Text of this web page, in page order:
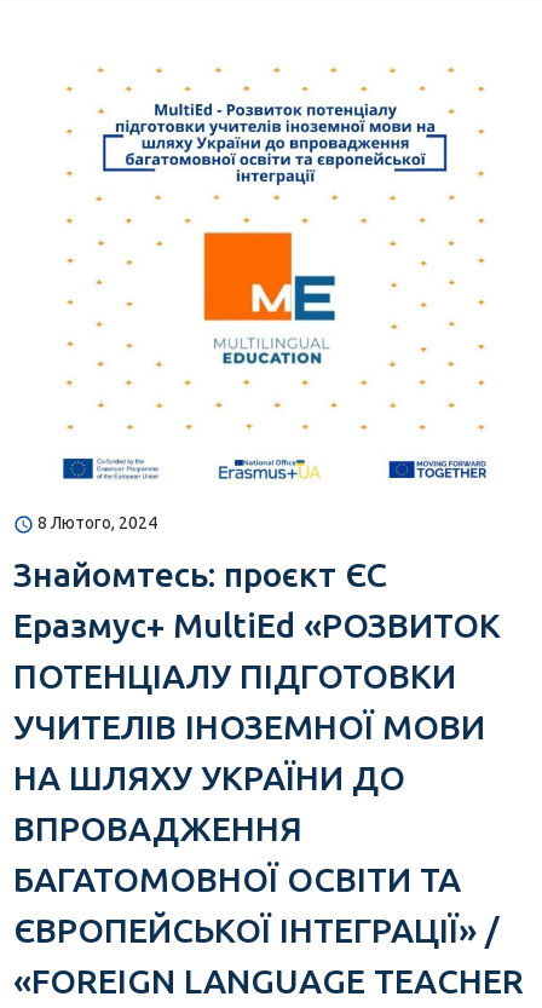
8 Лютого, 2024
Знайомтесь: проєкт ЄС
Еразмус+ MultiEd «РОЗВИТОК
ПОТЕНЦІАЛУ ПІДГОТОВКИ
УЧИТЕЛІВ ІНОЗЕМНОЇ МОВИ
НА ШЛЯХУ УКРАЇНИ ДО
ВПРОВАДЖЕННЯ
БАГАТОМОВНОЇ ОСВІТИ ТА
ЄВРОПЕЙСЬКОЇ ІНТЕГРАЦІЇ» /
«FOREIGN LANGUAGE TEACHER